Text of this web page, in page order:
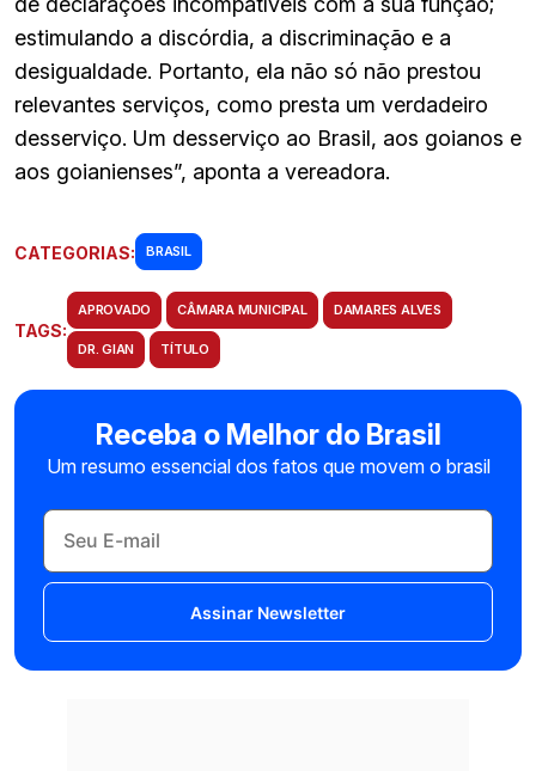
estimulando a discórdia, a discriminação e a
desigualdade. Portanto, ela não só não prestou
relevantes serviços, como presta um verdadeiro
desserviço. Um desserviço ao Brasil, aos goianos e
aos goianienses”, aponta a vereadora.
CATEGORIAS: BRASIL
TAGS:
APROVADO CÂMARA MUNICIPAL DAMARES ALVES
DR. GIAN TÍTULO
Receba o Melhor do Brasil
Um resumo essencial dos fatos que movem o brasil
Assinar Newsletter